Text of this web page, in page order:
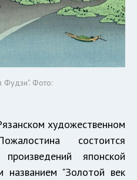
Фудзи". Фото:
художественном
состоится
японской
названием "Золотой век